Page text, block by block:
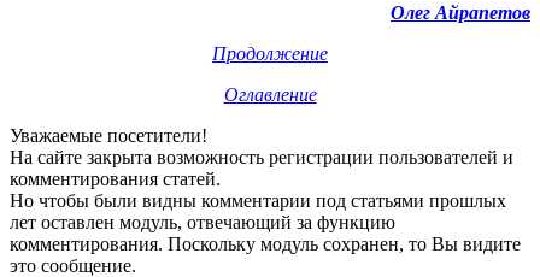
Олег Айрапетов
Продолжение
Оглавление
Уважаемые посетители!
На сайте закрыта возможность регистрации пользователей и
комментирования статей.
Но чтобы были видны комментарии под статьями прошлых
лет оставлен модуль, отвечающий за функцию
комментирования. Поскольку модуль сохранен, то Вы видите
это сообщение.